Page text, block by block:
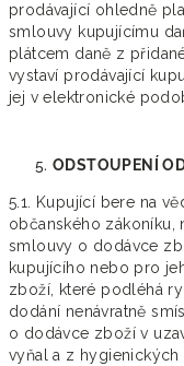
prodávající ohledně
smlouvy kupujícímu
plátcem daně z
vystaví prodávající
jej v elektronické
ODSTOUPENÍ
5.1. Kupující bere na
občanského
smlouvy o dodávce
kupujícího nebo pro
zboží, které podléhá
dodání nenávratně
o dodávce zboží v
vyňal a z